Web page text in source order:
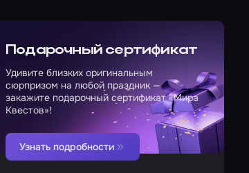
Подарочный сертификат
Удивите близких оригинальным
сюрпризом на любой праздник —
закажите подарочный сертификат «Мира
Квестов»!
Узнать подробности